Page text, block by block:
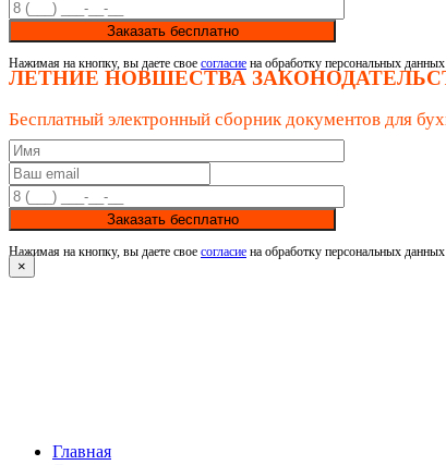
Заказать бесплатно
Нажимая на кнопку, вы даете свое согласие на обработку персональных данных
ЛЕТНИЕ НОВШЕСТВА
Бесплатный электронный сборник документов для
Заказать бесплатно
Нажимая на кнопку, вы даете свое согласие на обработку персональных данных
×
Главная